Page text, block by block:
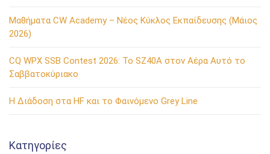
Μαθήματα CW Academy – Νέος Κύκλος Εκπαίδευσης (Μάιος
2026)
CQ WPX SSB Contest 2026: Το SZ40A στον Αέρα Αυτό το
Σαββατοκύριακο
Η Διάδοση στα HF και το Φαινόμενο Grey Line
Kατηγορίες